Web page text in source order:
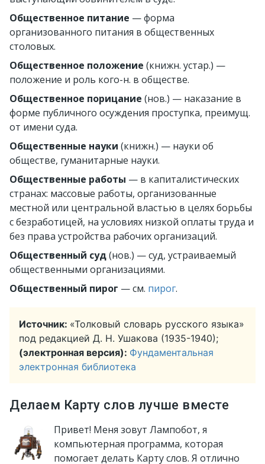
Общественное питание — форма
организованного питания в общественных
столовых.
Общественное положение (книжн. устар.) —
положение и роль кого-н. в обществе.
Общественное порицание (нов.) — наказание в
форме публичного осуждения проступка, преимущ.
от имени суда.
Общественные науки (книжн.) — науки об
обществе, гуманитарные науки.
Общественные работы — в капиталистических
странах: массовые работы, организованные
местной или центральной властью в целях борьбы
с безработицей, на условиях низкой оплаты труда и
без права устройства рабочих организаций.
Общественный суд(нов.) — суд, устраиваемый
общественными организациями.
Общественный пирог — см. пирог.
Источник: «Толковый словарь русского языка»
под редакцией Д. Н. Ушакова (1935-1940);
(электронная версия): Фундаментальная
электронная библиотека
Делаем Карту слов лучше вместе
Привет! Меня зовут Лампобот, я
компьютерная программа, которая
помогает делать Карту слов. Я отлично